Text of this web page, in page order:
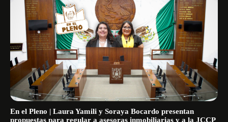
En el Pleno | Laura Yamili y Soraya Bocardo presentan
propuestas para regular a asesoras inmobiliarias y a la JCCP